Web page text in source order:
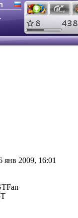
янв 2009, 16:01